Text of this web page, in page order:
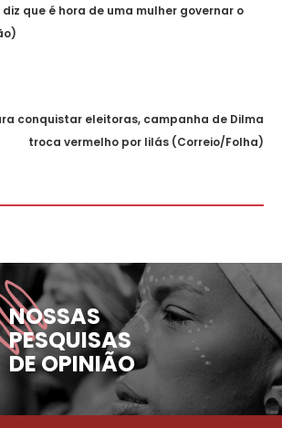
que é hora de uma mulher governar o
conquistar eleitoras, campanha de Dilma
troca vermelho por lilás (Correio/Folha)
NOSSAS
PESQUISAS
DE OPINIÃO